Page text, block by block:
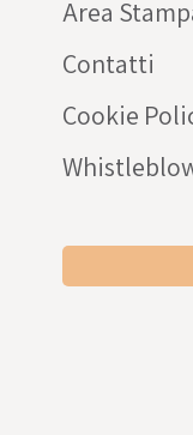
Area
Contatti
Cookie